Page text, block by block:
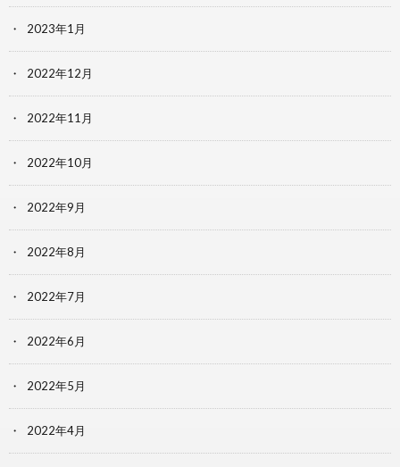
2023年1月
2022年12月
2022年11月
2022年10月
2022年9月
2022年8月
2022年7月
2022年6月
2022年5月
2022年4月